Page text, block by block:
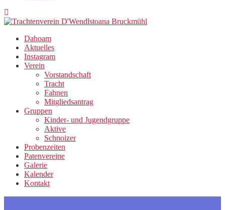
Dahoam
Aktuelles
Instagram
Verein
Vorstandschaft
Tracht
Fahnen
Mitgliedsantrag
Gruppen
Kinder- und Jugendgruppe
Aktive
Schnoizer
Probenzeiten
Patenvereine
Galerie
Kalender
Kontakt